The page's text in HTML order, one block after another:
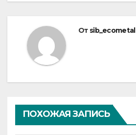
От sib_ecometal
ПОХОЖАЯ ЗАПИСЬ